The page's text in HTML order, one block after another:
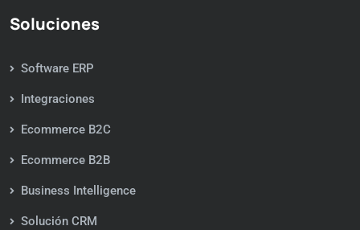
Soluciones
Software ERP
Integraciones
Ecommerce B2C
Ecommerce B2B
Business Intelligence
Solución CRM